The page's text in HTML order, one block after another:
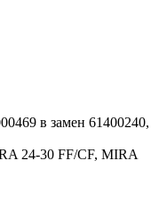
в замен 61400240,
24-30 FF/CF, MIRA